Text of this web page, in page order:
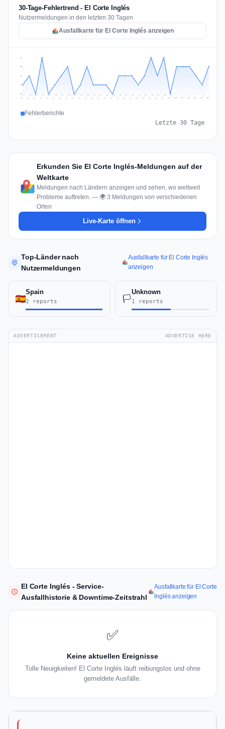
30-Tage-Fehlertrend - El Corte Inglés
Nutzermeldungen in den letzten 30 Tagen
Ausfallkarte für El Corte Inglés anzeigen
1
2
3
4
Jul 9 Jul 10 Jul 11 Jul 12 Jul 13 Jul 14 Jul 15 Jul 16 Jul 17 Jul 18 Jul 19 Jul 20 Jul 21 Jul 22 Jul 23 Jul 24 Jul 25 Jul 26 Jul 27 Jul 28 Jul 29 Jul 30 Jul 31 Aug 1 Aug 2 Aug 3 Aug 4 Aug 5 Aug 6 Aug 7
Fehlerberichte
Letzte 30 Tage
Erkunden Sie El Corte Inglés-Meldungen auf der
Weltkarte
Meldungen nach Ländern anzeigen und sehen, wo weltweit
Probleme auftreten. — 🌍 3 Meldungen von verschiedenen
Orten
Live-Karte öffnen
Top-Länder nach
Nutzermeldungen
Ausfallkarte für El Corte Inglés
anzeigen
Spain
2 reports 🏳️
Unknown
1 reports
ADVERTISEMENT ADVERTISE HERE
El Corte Inglés - Service-
Ausfallhistorie & Downtime-Zeitstrahl
Ausfallkarte für El Corte
Inglés anzeigen
✅
Keine aktuellen Ereignisse
Tolle Neuigkeiten! El Corte Inglés läuft reibungslos und ohne
gemeldete Ausfälle.